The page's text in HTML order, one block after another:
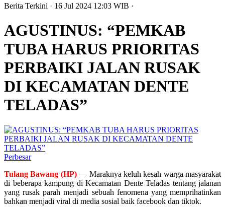
Berita Terkini · 16 Jul 2024 12:03 WIB ·
AGUSTINUS: “PEMKAB
TUBA HARUS PRIORITAS
PERBAIKI JALAN RUSAK
DI KECAMATAN DENTE
TELADAS”
Perbesar
Tulang Bawang (HP)— Maraknya keluh kesah warga masyarakat
di beberapa kampung di Kecamatan Dente Teladas tentang jalanan
yang rusak parah menjadi sebuah fenomena yang memprihatinkan
bahkan menjadi viral di media sosial baik facebook dan tiktok.